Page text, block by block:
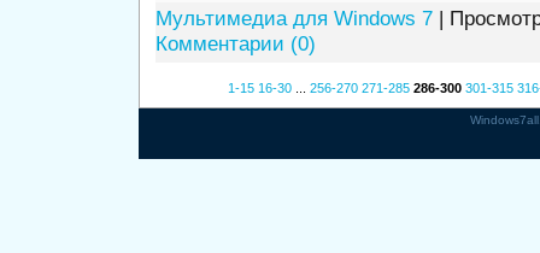
Мультимедиа для Windows 7|
Комментарии (0)
1-15 16-30 256-270 271-285 286-300 301-315